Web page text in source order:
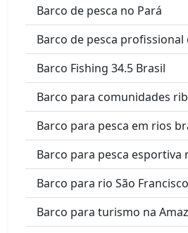
Barco de pesca no Pará
Barco de pesca
Barco Fishing 34.5 Brasil
Barco para comunidades
Barco para pesca em rios
Barco para pesca esportiva
Barco para rio São Francisco
Barco para turismo na